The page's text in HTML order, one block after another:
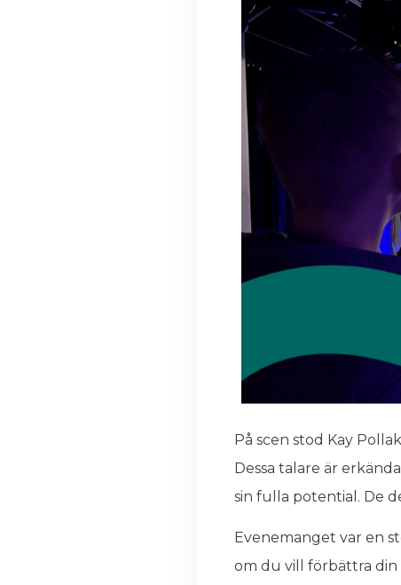
På scen stod Kay
Dessa talare är
sin fulla potential. De
Evenemanget var en
om du vill förbättra